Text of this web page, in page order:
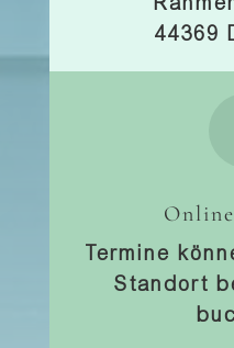
44369
Termine
Standort